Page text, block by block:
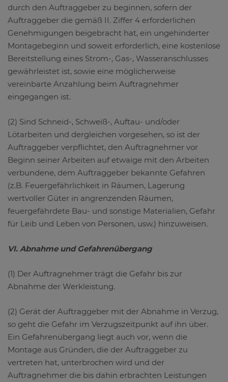
durch den Auftraggeber zu beginnen, sofern der
Auftraggeber die gemäß II. Ziffer 4 erforderlichen
Genehmigungen beigebracht hat, ein ungehinderter
Montagebeginn und soweit erforderlich, eine kostenlose
Bereitstellung eines Strom-, Gas-, Wasseranschlusses
gewährleistet ist, sowie eine möglicherweise
vereinbarte Anzahlung beim Auftragnehmer
eingegangen ist.
(2) Sind Schneid-, Schweiß-, Auftau- und/oder
Lötarbeiten und dergleichen vorgesehen, so ist der
Auftraggeber verpflichtet, den Auftragnehmer vor
Beginn seiner Arbeiten auf etwaige mit den Arbeiten
verbundene, dem Auftraggeber bekannte Gefahren
(z.B. Feuergefährlichkeit in Räumen, Lagerung
wertvoller Güter in angrenzenden Räumen,
feuergefährdete Bau- und sonstige Materialien, Gefahr
für Leib und Leben von Personen, usw.) hinzuweisen.
VI. Abnahme und Gefahrenübergang
(1) Der Auftragnehmer trägt die Gefahr bis zur
Abnahme der Werkleistung.
(2) Gerät der Auftraggeber mit der Abnahme in Verzug,
so geht die Gefahr im Verzugszeitpunkt auf ihn über.
Ein Gefahrenübergang liegt auch vor, wenn die
Montage aus Gründen, die der Auftraggeber zu
vertreten hat, unterbrochen wird und der
Auftragnehmer die bis dahin erbrachten Leistungen